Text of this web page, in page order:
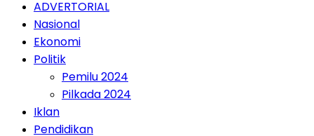
ADVERTORIAL
Nasional
Ekonomi
Politik
Pemilu 2024
Pilkada 2024
Iklan
Pendidikan